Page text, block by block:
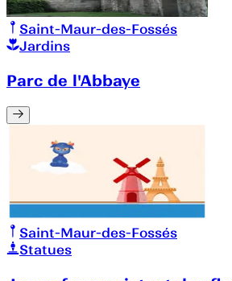
Saint-Maur-des-Fossés
Jardins
Parc de l'Abbaye
Saint-Maur-des-Fossés
Statues